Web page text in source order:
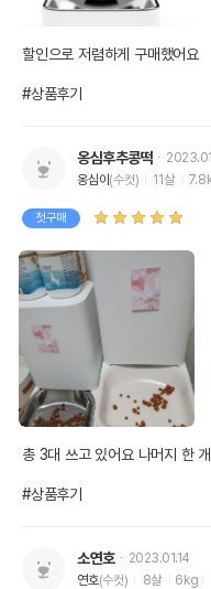
할인으로 저렴하게 구매했어요
#상품후기
옹심후추콩떡
옹심이 (수컷) 11살
첫구매
총 3대 쓰고 있어요 나머지 한
#상품후기
소연호
2023.01.14
연호(수컷) 8살 6kg